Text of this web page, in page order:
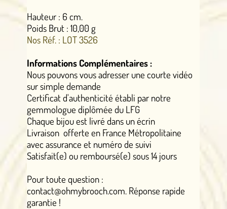
Hauteur : 6 cm.
Poids Brut : 10,00 g
Nos Réf. : LOT 3526
Informations Complémentaires :
Nous pouvons vous adresser une courte vidéo
sur simple demande
Certificat d'authenticité établi par notre
gemmologue diplômée du LFG
Chaque bijou est livré dans un écrin
Livraison offerte en France Métropolitaine
avec assurance et numéro de suivi
Satisfait(e) ou remboursé(e) sous 14 jours
Pour toute question :
contact@ohmybrooch.com. Réponse rapide
garantie !